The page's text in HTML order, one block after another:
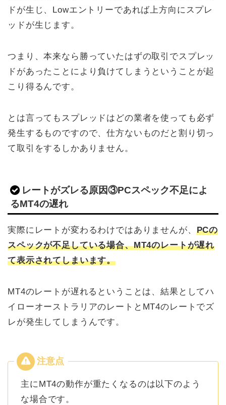
ドが生じ、Lowエントリーであれば上方向にスプレ
ッドが生じます。
つまり、本来なら勝っていたはずの取引でスプレッ
ドがあったことにより負けてしまうということが起
こり得るんです。
とは言ってもスプレッドはどの業者を使っても必ず
発生するものですので、仕方ないものだと割り切っ
て取引をするしかありません。
レートがズレる原因③PCスペック不足によ
るMT4の遅れ
実際にレートが変わるわけではありませんが、 PCの
スペックが不足している場合、MT4のレートが遅れ
て表示されてしまいます。
MT4のレートが遅れるということは、結果としてハ
イローオーストラリアのレートとMT4のレートでズ
レが発生してしまうんです。
主にMT4の動作が重たくなるのは以下のよう
な場合です。